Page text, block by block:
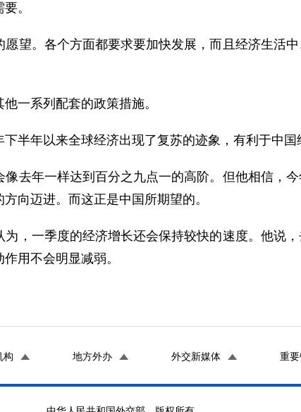
。
。各个方面都要求要加快发展，而且经济生活中
一系列配套的政策措施。
年以来全球经济出现了复苏的迹象，有利于中国
年一样达到百分之九点一的高阶。但他相信，今
向迈进。而这正是中国所期望的。
一季度的经济增长还会保持较快的速度。他说，
用不会明显减弱。
构 地方外办 外交新媒体 重